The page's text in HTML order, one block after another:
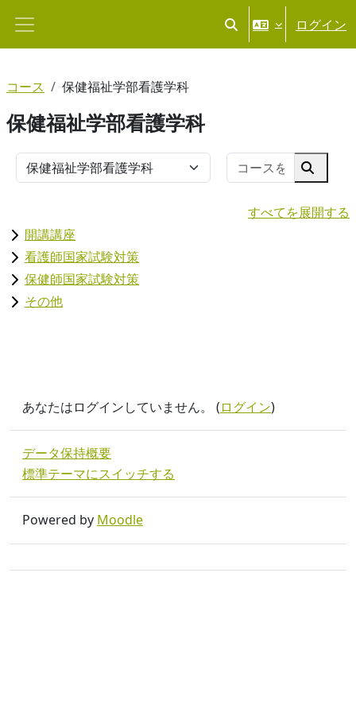
サイドパネル 検索入力に切り替える
ログイン
コース 保健福祉学部看護学科
保健福祉学部看護学科
コースカテゴリ
コースを
コース
すべてを展開する
開講講座
看護師国家試験対策
保健師国家試験対策
その他
あなたはログインしていません。 (ログイン)
データ保持概要
標準テーマにスイッチする
Powered by Moodle